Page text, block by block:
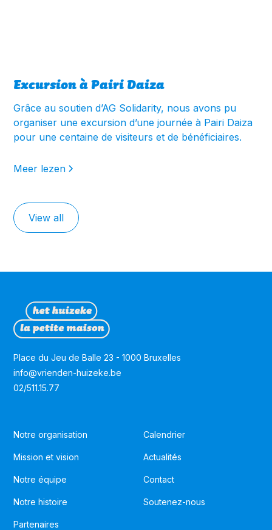
Excursion à Pairi Daiza
Grâce au soutien d’AG Solidarity, nous avons pu
organiser une excursion d’une journée à Pairi Daiza
pour une centaine de visiteurs et de bénéficiaires.
Meer lezen
View all
Place du Jeu de Balle 23 - 1000 Bruxelles
info@vrienden-huizeke.be
02/511.15.77
Notre organisation
Mission et vision
Notre équipe
Notre histoire
Partenaires
Calendrier
Actualités
Contact
Soutenez-nous